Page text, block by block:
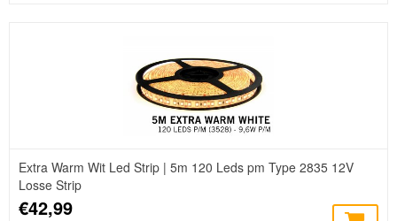
Extra Warm Wit Led Strip | 5m 120 Leds pm Type 2835 12V
Losse Strip
€42,99